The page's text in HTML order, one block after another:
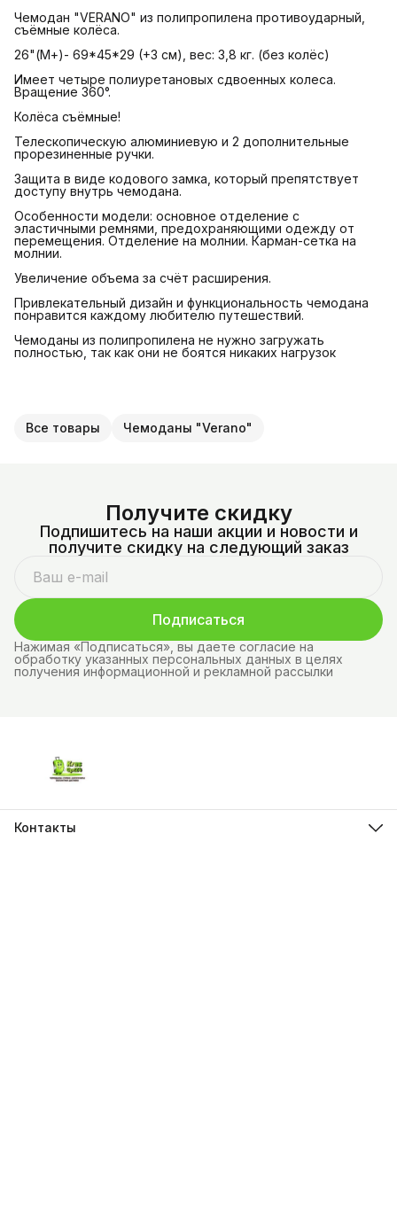
Чемодан "VERANO" из полипропилена противоударный,
съёмные колёса.
26"(М+)- 69*45*29 (+3 см), вес: 3,8 кг. (без колёс)
Имеет четыре полиуретановых сдвоенных колеса.
Вращение 360°.
Колёса съёмные!
Телескопическую алюминиевую и 2 дополнительные
прорезиненные ручки.
Защита в виде кодового замка, который препятствует
доступу внутрь чемодана.
Особенности модели: основное отделение с
эластичными ремнями, предохраняющими одежду от
перемещения. Отделение на молнии. Карман-сетка на
молнии.
Увеличение объема за счёт расширения.
Привлекательный дизайн и функциональность чемодана
понравится каждому любителю путешествий.
Чемоданы из полипропилена не нужно загружать
полностью, так как они не боятся никаких нагрузок
Все товары Чемоданы "Verano"
Получите скидку
Подпишитесь на наши акции и новости и
получите скидку на следующий заказ
Подписаться
Нажимая «Подписаться», вы даете согласие на
обработку указанных персональных данных в целях
получения информационной и рекламной рассылки
Контакты